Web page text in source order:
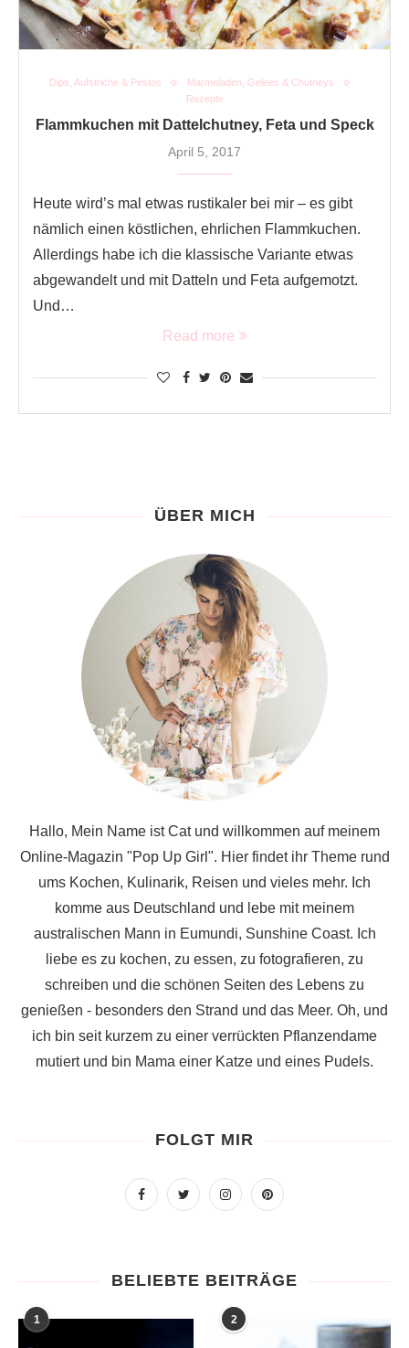
Dips, Aufstriche & Pestos
Marmeladen, Gelees & Chutneys
Rezepte
Flammkuchen mit Dattelchutney, Feta und Speck
April 5, 2017
Heute wird’s mal etwas rustikaler bei mir – es gibt
nämlich einen köstlichen, ehrlichen Flammkuchen.
Allerdings habe ich die klassische Variante etwas
abgewandelt und mit Datteln und Feta aufgemotzt.
Und…
Read more
ÜBER MICH
Hallo, Mein Name ist Cat und willkommen auf meinem
Online-Magazin "Pop Up Girl". Hier findet ihr Theme rund
ums Kochen, Kulinarik, Reisen und vieles mehr. Ich
komme aus Deutschland und lebe mit meinem
australischen Mann in Eumundi, Sunshine Coast. Ich
liebe es zu kochen, zu essen, zu fotografieren, zu
schreiben und die schönen Seiten des Lebens zu
genießen - besonders den Strand und das Meer. Oh, und
ich bin seit kurzem zu einer verrückten Pflanzendame
mutiert und bin Mama einer Katze und eines Pudels.
FOLGT MIR
BELIEBTE BEITRÄGE
1 2